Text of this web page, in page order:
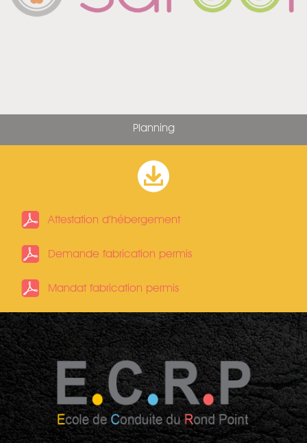
Planning
Attestation d’hébergement
Demande fabrication permis
Mandat fabrication permis